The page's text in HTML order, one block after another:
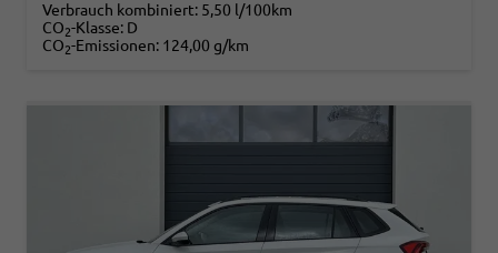
Verbrauch kombiniert: 5,50 l/100km
CO2-Klasse: D
CO2-Emissionen: 124,00 g/km